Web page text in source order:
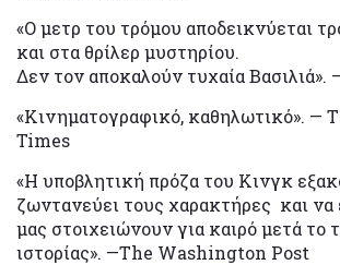
«Ο μετρ του τρόμου αποδεικνύεται
και στα θρίλερ μυστηρίου.
Δεν τον αποκαλούν τυχαία Βασιλιά».
«Κινηματογραφικό, καθηλωτικό». —
Times
«Η υποβλητική πρόζα του Κινγκ
ζωντανεύει τους χαρακτήρες και να
μας στοιχειώνουν για καιρό μετά το
ιστορίας». —The Washington Post